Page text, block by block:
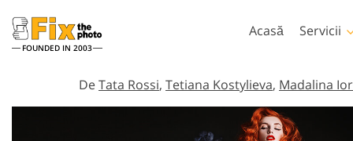
FOUNDED IN 2003
Acasă Servicii
Lightroom
Acțiuni
DeTata Rossi, Tetiana Kostylieva, Madalina